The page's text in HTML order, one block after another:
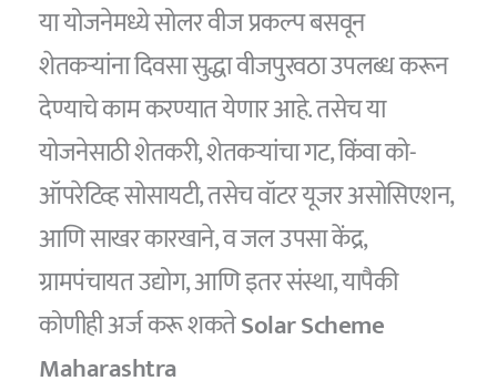
या योजनेमध्ये सोलर वीज प्रकल्प बसवून
शेतकऱ्यांना दिवसा सुद्धा वीजपुरवठा उपलब्ध करून
देण्याचे काम करण्यात येणार आहे. तसेच या
योजनेसाठी शेतकरी, शेतकऱ्यांचा गट, किंवा को-
ऑपरेटिव्ह सोसायटी, तसेच वॉटर यूजर असोसिएशन,
आणि साखर कारखाने, व जल उपसा केंद्र,
ग्रामपंचायत उद्योग, आणि इतर संस्था, यापैकी
कोणीही अर्ज करू शकतेSolar Scheme
Maharashtra